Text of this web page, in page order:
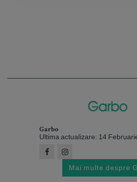
Garbo
Ultima actualizare: 14
Mai multe despre